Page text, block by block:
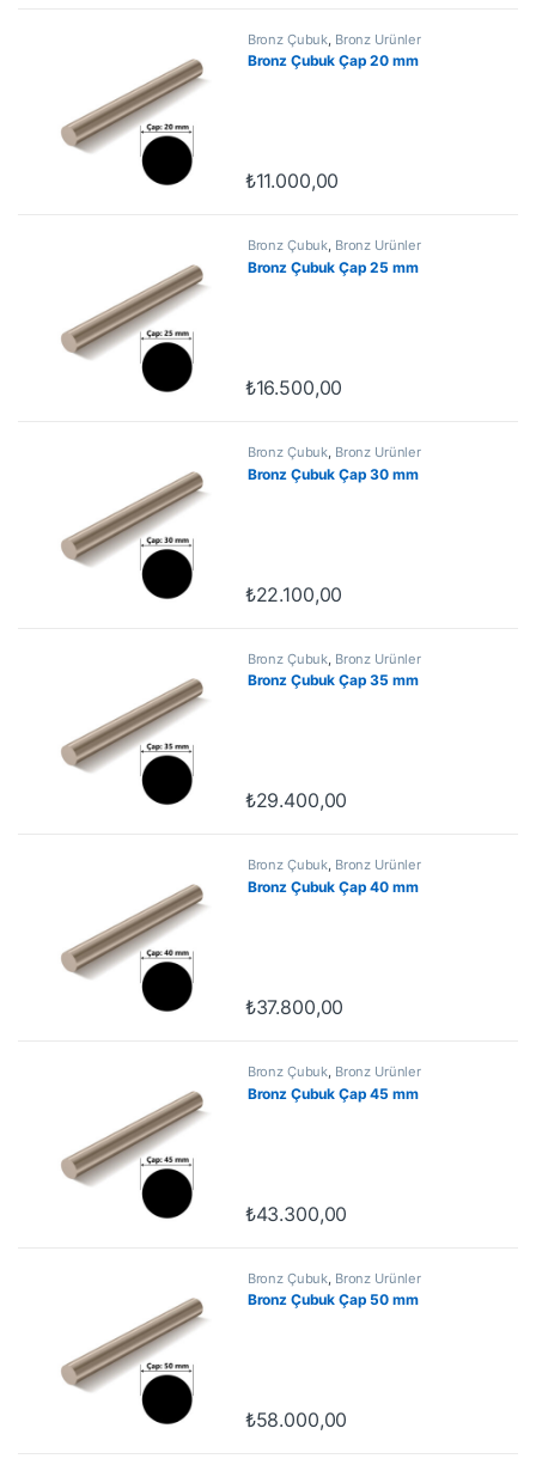
Bronz Çubuk Bronz Ürünler
Bronz Çubuk Çap 20 mm
₺11.000,00
Bronz Çubuk, Bronz Ürünler
Bronz Çubuk Çap 25 mm
₺16.500,00
Bronz Çubuk, Bronz Ürünler
Bronz Çubuk Çap 30 mm
₺22.100,00
Bronz Çubuk Bronz Ürünler
Bronz Çubuk Çap 35 mm
₺29.400,00
Bronz Çubuk, Bronz Ürünler
Bronz Çubuk Çap 40 mm
₺37.800,00
Bronz Çubuk, Bronz Ürünler
Bronz Çubuk Çap 45 mm
₺43.300,00
Bronz Çubuk Bronz Ürünler
Bronz Çubuk Çap 50 mm
₺58.000,00